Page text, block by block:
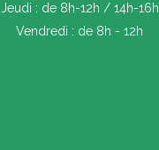
Jeudi : de 8h-12h / 14h-16h
Vendredi : de 8h - 12h